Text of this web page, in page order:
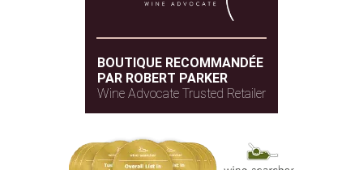
BOUTIQUE RECOMMANDÉE
PAR ROBERT PARKER
Wine Advocate Trusted Retailer